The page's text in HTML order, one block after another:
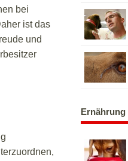
bei
ist das
und
Ernährung